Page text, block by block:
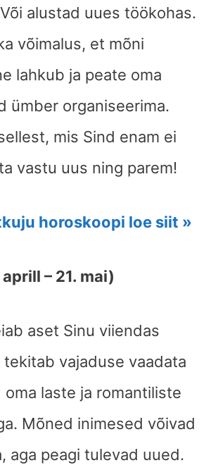
alustad uues töökohas.
võimalus, et mõni
lahkub ja peate oma
ümber organiseerima.
mis Sind enam ei
vastu uus ning parem!
horoskoopi loe siit »
aprill – 21. mai)
aset Sinu viiendas
tekitab vajaduse vaadata
laste ja romantiliste
Mõned inimesed võivad
aga peagi tulevad uued.